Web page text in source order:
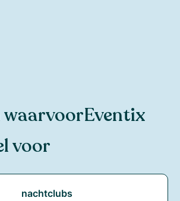
Eventix
voor
nachtclubs